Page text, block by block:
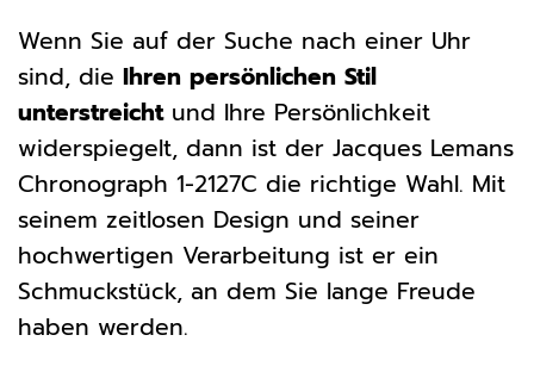
Wenn Sie auf der Suche nach einer Uhr
sind, die Ihren persönlichen Stil
unterstreichtund Ihre Persönlichkeit
widerspiegelt, dann ist der Jacques Lemans
Chronograph 1-2127C die richtige Wahl. Mit
seinem zeitlosen Design und seiner
hochwertigen Verarbeitung ist er ein
Schmuckstück, an dem Sie lange Freude
haben werden.